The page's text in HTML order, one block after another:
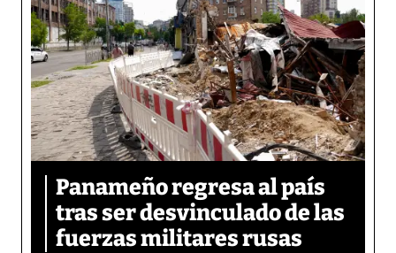
Panameño regresa al país
tras ser desvinculado de las
fuerzas militares rusas